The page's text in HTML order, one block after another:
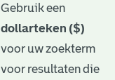
Gebruik een
dollarteken ($)
voor uw zoekterm
voor resultaten die